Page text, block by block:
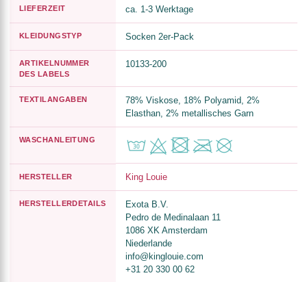
LIEFERZEIT ca. 1-3 Werktage
KLEIDUNGSTYP Socken 2er-Pack
ARTIKELNUMMER
DES LABELS
10133-200
TEXTILANGABEN
78% Viskose, 18% Polyamid, 2%
Elasthan, 2% metallisches Garn
WASCHANLEITUNG
HERSTELLER King Louie
HERSTELLERDETAILS
Exota B.V.
Pedro de Medinalaan 11
1086 XK Amsterdam
Niederlande
info@kinglouie.com
+31 20 330 00 62